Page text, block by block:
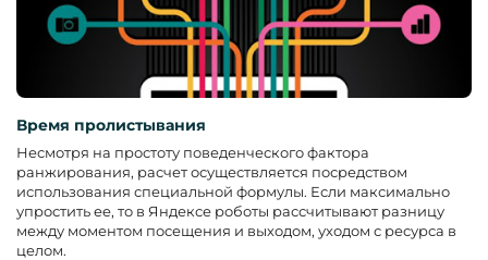
Время пролистывания
Несмотря на простоту поведенческого фактора
ранжирования, расчет осуществляется посредством
использования специальной формулы. Если максимально
упростить ее, то в Яндексе роботы рассчитывают разницу
между моментом посещения и выходом, уходом с ресурса в
целом.